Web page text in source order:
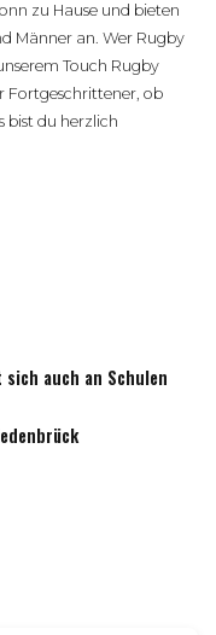
zu Hause und bieten
Männer an. Wer Rugby
Touch Rugby
Fortgeschrittener, ob
bist du herzlich
sich auch an Schulen